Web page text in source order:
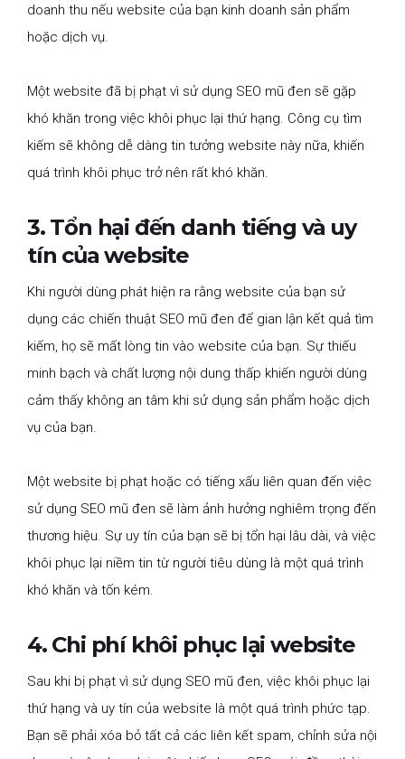
doanh thu nếu website của bạn kinh doanh sản phẩm
hoặc dịch vụ.
Một website đã bị phạt vì sử dụng SEO mũ đen sẽ gặp
khó khăn trong việc khôi phục lại thứ hạng. Công cụ tìm
kiếm sẽ không dễ dàng tin tưởng website này nữa, khiến
quá trình khôi phục trở nên rất khó khăn.
3. Tổn hại đến danh tiếng và uy
tín của website
Khi người dùng phát hiện ra rằng website của bạn sử
dụng các chiến thuật SEO mũ đen để gian lận kết quả tìm
kiếm, họ sẽ mất lòng tin vào website của bạn. Sự thiếu
minh bạch và chất lượng nội dung thấp khiến người dùng
cảm thấy không an tâm khi sử dụng sản phẩm hoặc dịch
vụ của bạn.
Một website bị phạt hoặc có tiếng xấu liên quan đến việc
sử dụng SEO mũ đen sẽ làm ảnh hưởng nghiêm trọng đến
thương hiệu. Sự uy tín của bạn sẽ bị tổn hại lâu dài, và việc
khôi phục lại niềm tin từ người tiêu dùng là một quá trình
khó khăn và tốn kém.
4. Chi phí khôi phục lại website
Sau khi bị phạt vì sử dụng SEO mũ đen, việc khôi phục lại
thứ hạng và uy tín của website là một quá trình phức tạp.
Bạn sẽ phải xóa bỏ tất cả các liên kết spam, chỉnh sửa nội